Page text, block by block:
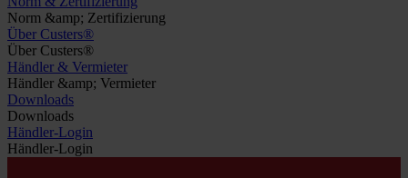
Norm &amp; Zertifizierung
Über Custers®
Über Custers®
Händler & Vermieter
Händler &amp; Vermieter
Downloads
Downloads
Händler-Login
Händler-Login